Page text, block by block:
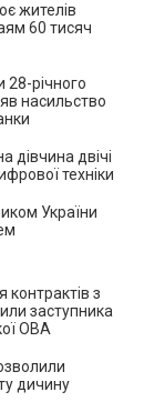
жителів
60 тисяч
28-річного
насильство
дівчина двічі
техніки
України
контрактів з
заступника
ОВА
дичину